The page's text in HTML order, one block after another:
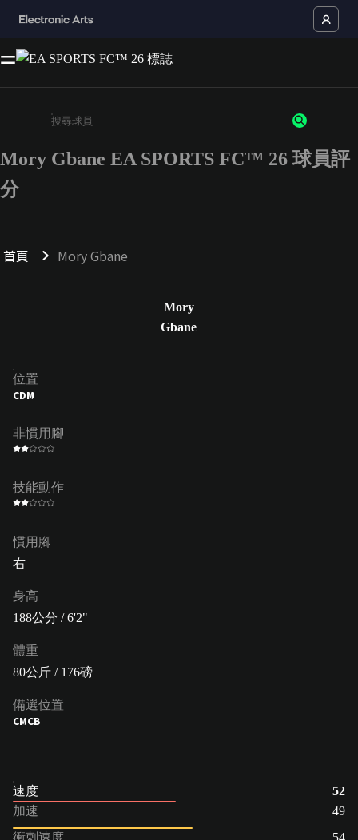
請輸入至少 3 個字元或數字
Mory Gbane EA SPORTS FC™ 26 球員評
分
首頁 Mory Gbane
Mory
Gbane
位置
CDM
非慣用腳
技能動作
慣用腳
右
身高
188公分 / 6'2"
體重
80公斤 / 176磅
備選位置
CMCB
速度
52
加速
49
衝刺速度
54